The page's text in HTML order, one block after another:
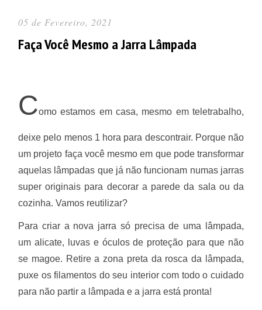
05 de Fevereiro, 2021
Faça Você Mesmo a Jarra Lâmpada
Como estamos em casa, mesmo em teletrabalho,
deixe pelo menos 1 hora para descontrair. Porque não
um projeto faça você mesmo em que pode transformar
aquelas lâmpadas que já não funcionam numas jarras
super originais para decorar a parede da sala ou da
cozinha. Vamos reutilizar?
Para criar a nova jarra só precisa de uma lâmpada,
um alicate, luvas e óculos de proteção para que não
se magoe. Retire a zona preta da rosca da lâmpada,
puxe os filamentos do seu interior com todo o cuidado
para não partir a lâmpada e a jarra está pronta!